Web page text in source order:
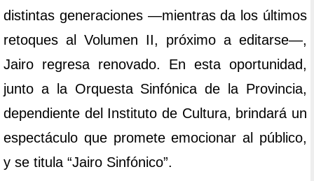
distintas generaciones —mientras da los últimos
retoques al Volumen II, próximo a editarse—,
Jairo regresa renovado. En esta oportunidad,
junto a la Orquesta Sinfónica de la Provincia,
dependiente del Instituto de Cultura, brindará un
espectáculo que promete emocionar al público,
y se titula “Jairo Sinfónico”.